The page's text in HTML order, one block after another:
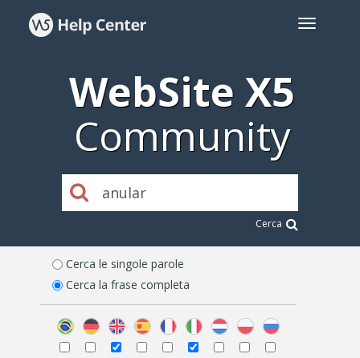
WebSite X5
Community
Cerca
Cerca le singole parole
Cerca la frase completa